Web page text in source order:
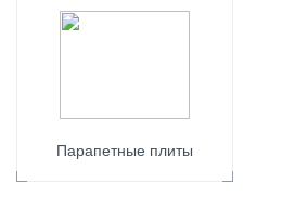
Парапетные плиты